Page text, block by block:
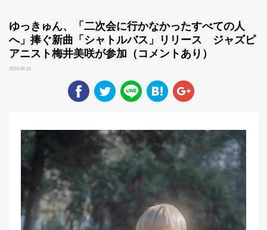
ゆっきゅん、「二次会に行かなかったすべての人
へ」捧ぐ新曲「シャトルバス」リリース ジャズピ
アニスト梅井美咲が参加（コメントあり）
2024.06.14